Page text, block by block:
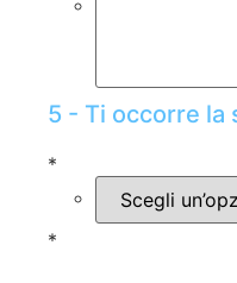
5 - Ti occorre la
*
*